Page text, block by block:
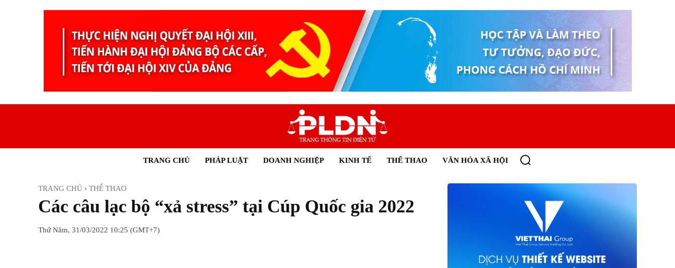
TRANG CHỦ PHÁP LUẬT DOANH NGHIỆP KINH TẾ THỂ THAO VĂN HÓA XÃ HỘI
TRANG CHỦ THỂ THAO
Các câu lạc bộ “xả stress” tại Cúp Quốc gia 2022
Thứ Năm, 31/03/2022 10:25 (GMT+7)